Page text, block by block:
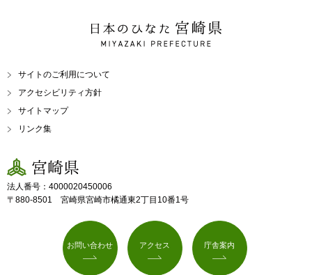
日本のひなた 宮崎県
MIYAZAKI PREFECTURE
サイトのご利用について
アクセシビリティ方針
サイトマップ
リンク集
宮崎県
法人番号：4000020450006
〒880-8501 宮崎県宮崎市橘通東2丁目10番1号
お問い合わせ アクセス 庁舎案内